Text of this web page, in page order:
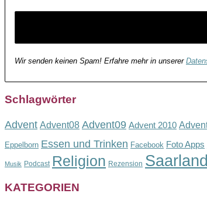
Wir senden keinen Spam! Erfahre mehr in unserer
Schlagwörter
Advent Advent08 Advent09 Advent 2010
Eppelborn Essen und Trinken Facebook Foto Apps
Musik Podcast Religion Rezension Saarland
KATEGORIEN